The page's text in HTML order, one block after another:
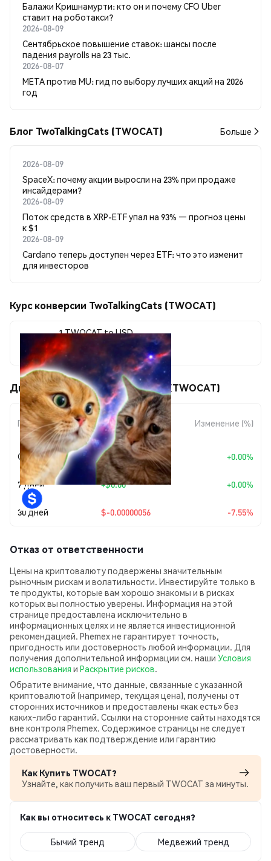
Балажи Кришнамурти: кто он и почему CFO Uber
ставит на роботакси?
2026-08-09
Сентябрьское повышение ставок: шансы после
падения payrolls на 23 тыс.
2026-08-07
META против MU: гид по выбору лучших акций на 2026
год
Блог TwoTalkingCats (TWOCAT) Больше
2026-08-09
SpaceX: почему акции выросли на 23% при продаже
инсайдерами?
2026-08-09
Поток средств в XRP-ETF упал на 93% — прогноз цены
к $1
2026-08-09
Cardano теперь доступен через ETF: что это изменит
для инвесторов
Курс конверсии TwoTalkingCats (TWOCAT)
1 TWOCAT to USD
$0.00000685
Движения цены TwoTalkingCats (TWOCAT)
Период
Изменение
суммы
Изменение (%)
Сегодня +$0.00 +0.00%
7 дней +$0.00 +0.00%
30 дней $-0.00000056 -7.55%
Отказ от ответственности
Цены на криптовалюту подвержены значительным
рыночным рискам и волатильности. Инвестируйте только в
те продукты, которые вам хорошо знакомы и в рисках
которых вы полностью уверены. Информация на этой
странице предоставлена исключительно в
информационных целях и не является инвестиционной
рекомендацией. Phemex не гарантирует точность,
пригодность или достоверность любой информации. Для
получения дополнительной информации см. наши Условия
использования и Раскрытие рисков.
Обратите внимание, что данные, связанные с указанной
криптовалютой (например, текущая цена), получены от
сторонних источников и предоставлены «как есть» без
каких‑либо гарантий. Ссылки на сторонние сайты находятся
вне контроля Phemex. Содержимое страницы не следует
рассматривать как подтверждение или гарантию
достоверности.
Как Купить TWOCAT?
Узнайте, как получить ваш первый TWOCAT за минуты.
Как вы относитесь к TWOCAT сегодня?
Бычий тренд Медвежий тренд